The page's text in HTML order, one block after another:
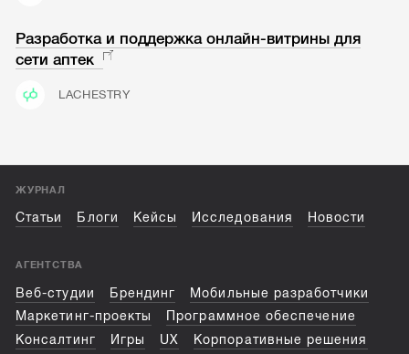
Разработка и поддержка онлайн-витрины для
сети аптек
LACHESTRY
ЖУРНАЛ
Статьи Блоги Кейсы Исследования Новости
АГЕНТСТВА
Веб-студии Брендинг
Мобильные разработчики
Маркетинг-проекты
Программное обеспечение
Консалтинг
Игры UX
Корпоративные решения